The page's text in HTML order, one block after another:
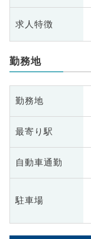
求人特徴
勤務地
勤務地
最寄り駅
自動車通勤
駐車場